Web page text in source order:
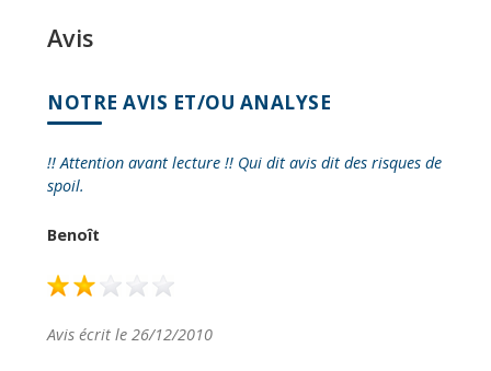
Avis
NOTRE AVIS ET/OU ANALYSE
!! Attention avant lecture !! Qui dit avis dit des risques de
spoil.
Benoît
Avis écrit le 26/12/2010